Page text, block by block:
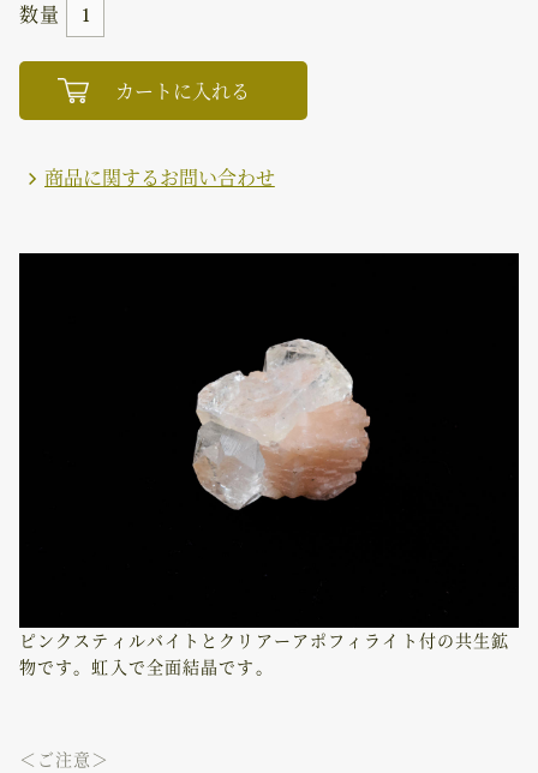
数量
ピンクスティルバイトとクリアーアポフィライト付の共生鉱
物です。虹入で全面結晶です。
＜ご注意＞